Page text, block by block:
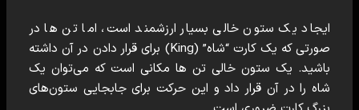
ایجاد یک ستون خالی بسیار ارزشمند است، اما تن ها در
صورتی که یک کارت “شاه” (King) برای قرار دادن در آن داشته
باشید. یک ستون خالی تن ها مکانی است که می‌توان یک
شاه را در آن قرار داد و این حرکت برای جابجایی ستون‌های